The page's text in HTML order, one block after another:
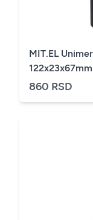
MIT.EL
122x23x67mm
860 RSD